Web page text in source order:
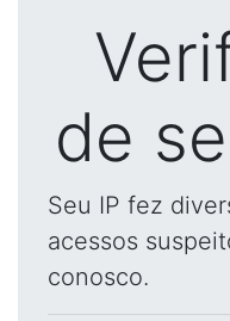
de
Seu IP fez
acessos
conosco.